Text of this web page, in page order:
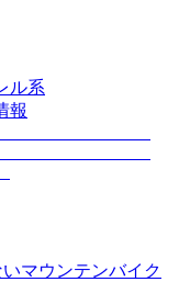
ル系
報
マウンテンバイク